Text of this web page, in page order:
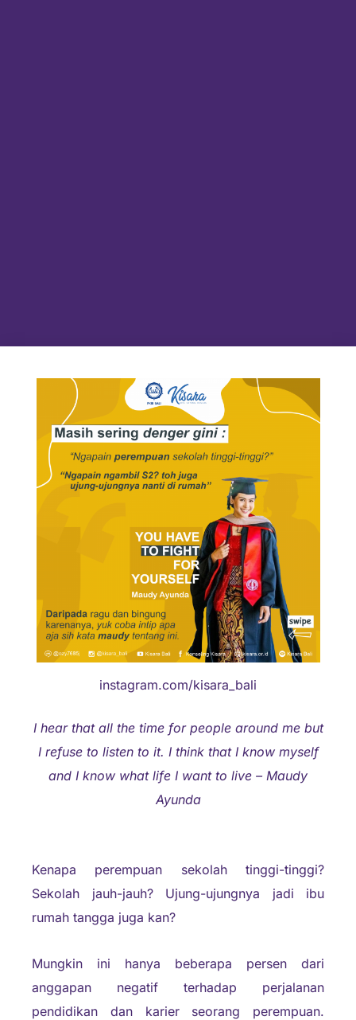
instagram.com/kisara_bali
I hear that all the time for people around me but
I refuse to listen to it. I think that I know myself
and I know what life I want to live – Maudy
Ayunda
Kenapa perempuan sekolah tinggi-tinggi?
Sekolah jauh-jauh? Ujung-ujungnya jadi ibu
rumah tangga juga kan?
Mungkin ini hanya beberapa persen dari
anggapan negatif terhadap perjalanan
pendidikan dan karier seorang perempuan.